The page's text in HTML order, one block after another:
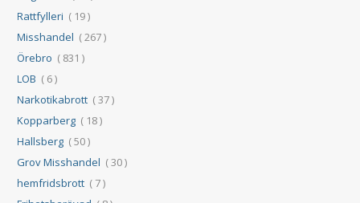
Rattfylleri ( 19 )
Misshandel ( 267 )
Örebro ( 831 )
LOB ( 6 )
Narkotikabrott ( 37 )
Kopparberg ( 18 )
Hallsberg ( 50 )
Grov Misshandel ( 30 )
hemfridsbrott ( 7 )